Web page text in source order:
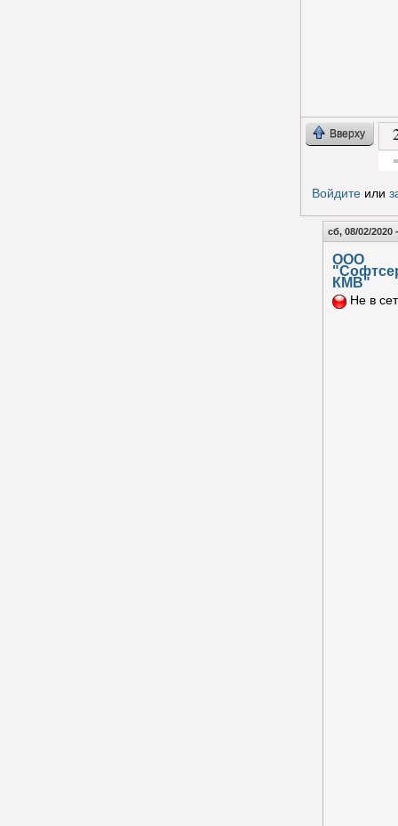
Вверху
Войдитеили
сб, 08/02/2020
ООО
КМВ"
Не в